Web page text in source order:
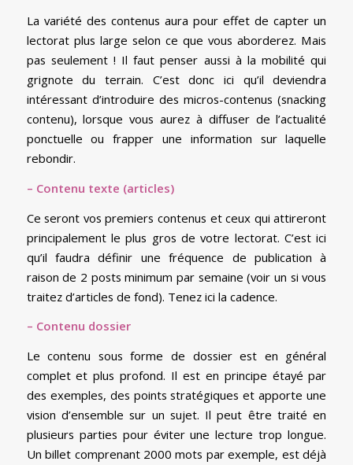
La variété des contenus aura pour effet de capter un
lectorat plus large selon ce que vous aborderez. Mais
pas seulement ! Il faut penser aussi à la mobilité qui
grignote du terrain. C’est donc ici qu’il deviendra
intéressant d’introduire des micros-contenus (snacking
contenu), lorsque vous aurez à diffuser de l’actualité
ponctuelle ou frapper une information sur laquelle
rebondir.
– Contenu texte (articles)
Ce seront vos premiers contenus et ceux qui attireront
principalement le plus gros de votre lectorat. C’est ici
qu’il faudra définir une fréquence de publication à
raison de 2 posts minimum par semaine (voir un si vous
traitez d’articles de fond). Tenez ici la cadence.
– Contenu dossier
Le contenu sous forme de dossier est en général
complet et plus profond. Il est en principe étayé par
des exemples, des points stratégiques et apporte une
vision d’ensemble sur un sujet. Il peut être traité en
plusieurs parties pour éviter une lecture trop longue.
Un billet comprenant 2000 mots par exemple, est déjà